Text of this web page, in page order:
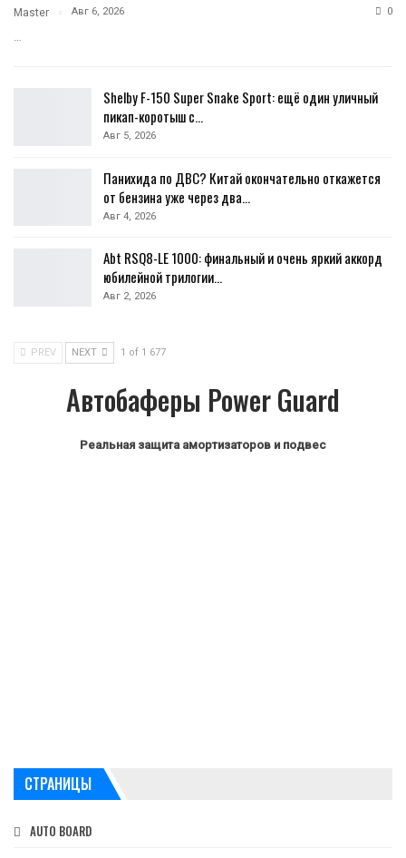
Master Авг 6, 2026 0
…
Shelby F-150 Super Snake Sport: ещё один уличный
пикап-коротыш с…
Авг 5, 2026
Панихида по ДВС? Китай окончательно откажется
от бензина уже через два…
Авг 4, 2026
Abt RSQ8-LE 1000: финальный и очень яркий аккорд
юбилейной трилогии…
Авг 2, 2026
PREV NEXT 1 of 1 677
Автобаферы Power Guard
Реальная защита амортизаторов и подвес
СТРАНИЦЫ
AUTO BOARD